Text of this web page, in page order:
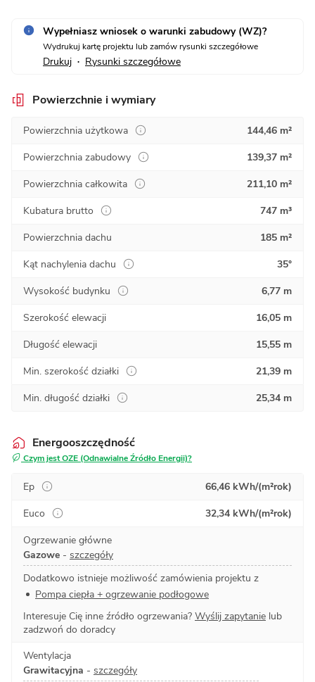
Wypełniasz wniosek o warunki zabudowy (WZ)?
Wydrukuj kartę projektu lub zamów rysunki szczegółowe
Drukuj • Rysunki szczegółowe
Powierzchnie i wymiary
Powierzchnia użytkowa
144,46 m²
Powierzchnia zabudowy
139,37 m²
Powierzchnia całkowita
211,10 m²
Kubatura brutto
747 m³
Powierzchnia dachu
185 m²
Kąt nachylenia dachu
35°
Wysokość budynku
6,77 m
Szerokość elewacji
16,05 m
Długość elewacji
15,55 m
Min. szerokość działki
21,39 m
Min. długość działki
25,34 m
Energooszczędność
Czym jest OZE (Odnawialne Źródło Energii)?
Ep
66,46 kWh/(m²rok)
Euco
32,34 kWh/(m²rok)
Ogrzewanie główne
Gazowe - szczegóły
Dodatkowo istnieje możliwość zamówienia projektu z
Pompa ciepła + ogrzewanie podłogowe
Interesuje Cię inne źródło ogrzewania? Wyślij zapytanie lub
zadzwoń do doradcy
Wentylacja
Grawitacyjna - szczegóły